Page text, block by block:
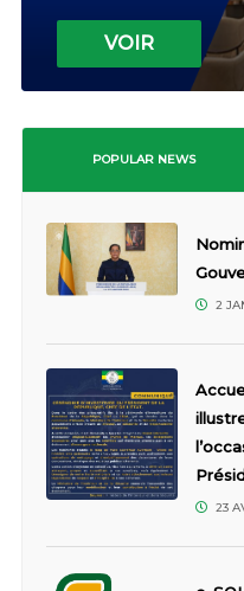
VOIR
POPULAR NEWS
2
23